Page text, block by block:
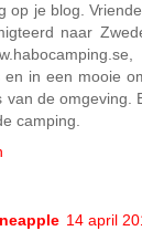
op je blog.
naar
en in een mooie
van de omgeving.
camping.
14 april